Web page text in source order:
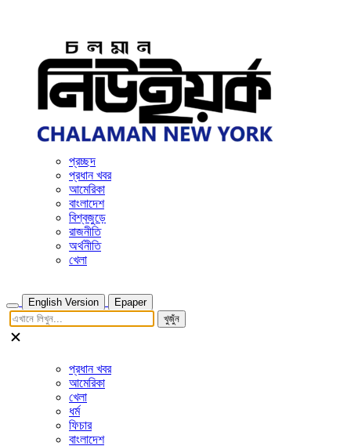
প্রচ্ছদ
প্রধান খবর
আমেরিকা
বাংলাদেশ
বিশ্বজুড়ে
রাজনীতি
অর্থনীতি
খেলা
English Version
Epaper
খুজুঁন
প্রধান খবর
আমেরিকা
খেলা
ধর্ম
ফিচার
বাংলাদেশ